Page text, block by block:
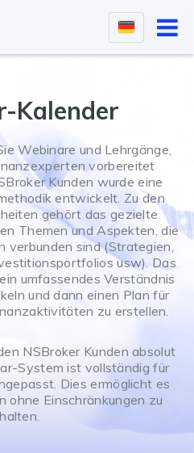
Kalender
Webinare und Lehrgänge,
vorbereitet
Kunden wurde eine
entwickelt. Zu den
gehört das gezielte
Themen und Aspekten, die
verbunden sind (Strategien,
usw). Das
umfassendes Verständnis
und dann einen Plan für
zu erstellen.
NSBroker Kunden absolut
System ist vollständig für
Dies ermöglicht es
ohne Einschränkungen zu